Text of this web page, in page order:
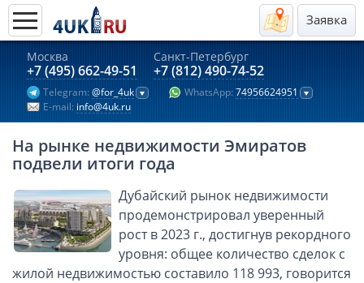
Заявка
Москва
+7 (495) 662-49-51
Санкт-Петербург
+7 (812) 490-74-52
Telegram: @for_4uk WhatsApp: 74956624951
E-mail: info@4uk.ru
Актуальные предложения 2026
Компании в Гонконге
Английские компании LTD
Киргизия (компания и счёт)
Компании в Китае
Kомпания в Канаде с лицензией MSB
Казахстан (компания и счёт)
Открытие счета в банках Казахстана
Платежная система Гонконга
На рынке недвижимости Эмиратов
подвели итоги года
Дубайский рынок недвижимости
продемонстрировал уверенный
рост в 2023 г., достигнув рекордного
уровня: общее количество сделок с
жилой недвижимостью составило 118 993, говорится